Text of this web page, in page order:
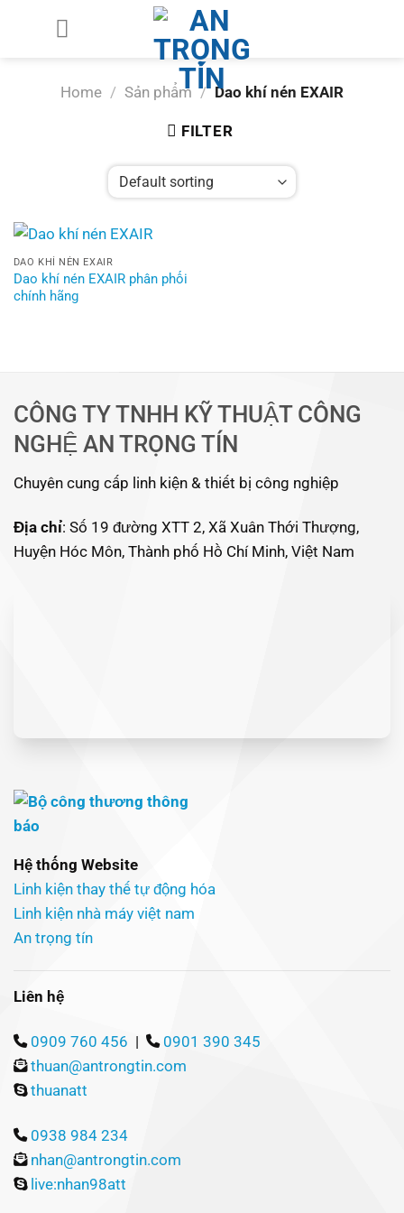
Home / Sản phẩm / Dao khí nén EXAIR
FILTER
DAO KHÍ NÉN EXAIR
Dao khí nén EXAIR phân phối
chính hãng
CÔNG TY TNHH KỸ THUẬT CÔNG
NGHỆ AN TRỌNG TÍN
Chuyên cung cấp linh kiện & thiết bị công nghiệp
Địa chỉ: Số 19 đường XTT 2, Xã Xuân Thới Thượng,
Huyện Hóc Môn, Thành phố Hồ Chí Minh, Việt Nam
Hệ thống Website
Linh kiện thay thế tự động hóa
Linh kiện nhà máy việt nam
An trọng tín
Liên hệ
0909 760 456 |
0901 390 345
thuan@antrongtin.com
thuanatt
0938 984 234
nhan@antrongtin.com
live:nhan98att